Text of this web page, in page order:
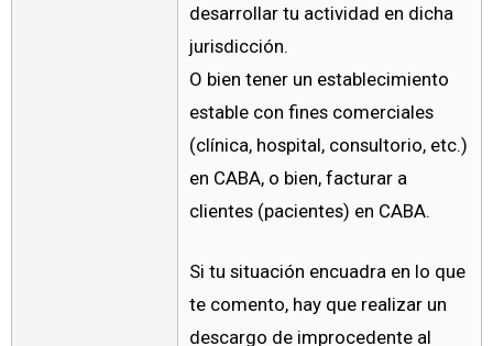
desarrollar tu actividad en dicha
jurisdicción.
O bien tener un establecimiento
estable con fines comerciales
(clínica, hospital, consultorio, etc.)
en CABA, o bien, facturar a
clientes (pacientes) en CABA.
Si tu situación encuadra en lo que
te comento, hay que realizar un
descargo de improcedente al